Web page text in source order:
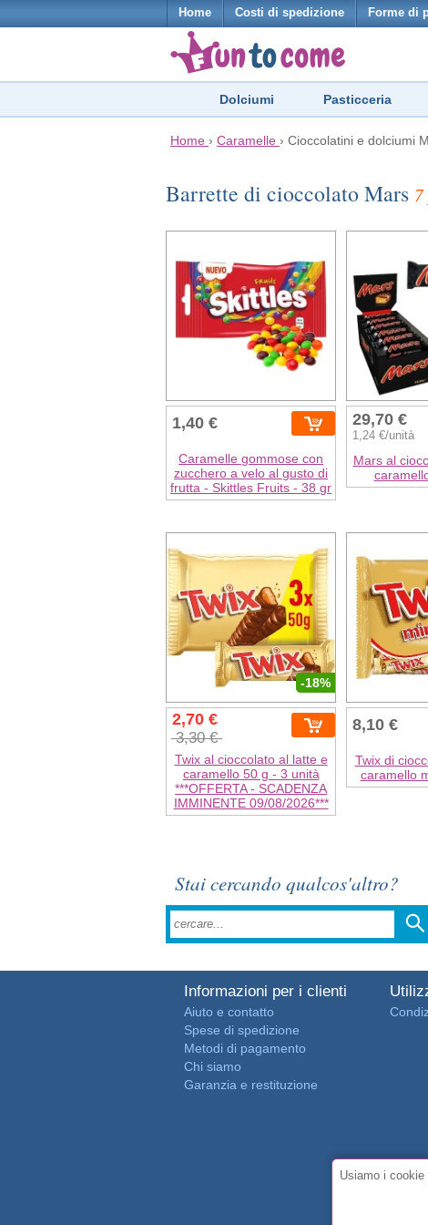
Home Costi di spedizione Forme di
Dolciumi Pasticceria
Home › Caramelle › Cioccolatini e dolciumi
Barrette di cioccolato Mars 7
1,40 €
Caramelle gommose con
zucchero a velo al gusto di
frutta - Skittles Fruits - 38 gr
29,70 €
1,24 €/unità
Mars al
-18%
2,70 €
3,30 €
Twix al cioccolato al latte e
caramello 50 g - 3 unità
***OFFERTA - SCADENZA
IMMINENTE 09/08/2026***
8,10 €
Twix di
caramello
Stai cercando qualcos'altro?
Informazioni per i clienti
Aiuto e contatto
Spese di spedizione
Metodi di pagamento
Chi siamo
Garanzia e restituzione
Usiamo i